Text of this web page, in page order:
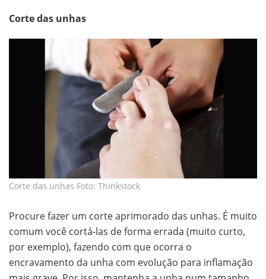
Corte das unhas
Corte das unhas Foto: Thinkstock
Procure fazer um corte aprimorado das unhas. É muito
comum você cortá-las de forma errada (muito curto,
por exemplo), fazendo com que ocorra o
encravamento da unha com evolução para inflamação